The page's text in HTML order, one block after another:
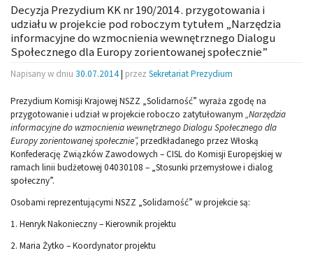
Decyzja Prezydium KK nr 190/2014 . przygotowania i
udziału w projekcie pod roboczym tytułem „Narzędzia
informacyjne do wzmocnienia wewnętrznego Dialogu
Społecznego dla Europy zorientowanej społecznie”
Napisany w dniu 30.07.2014| przez Sekretariat Prezydium
Prezydium Komisji Krajowej NSZZ „Solidarność” wyraża zgodę na
przygotowanie i udział w projekcie roboczo zatytułowanym „Narzędzia
informacyjne do wzmocnienia wewnętrznego Dialogu Społecznego dla
Europy zorientowanej społecznie”,przedkładanego przez Włoską
Konfederację Związków Zawodowych – CISL do Komisji Europejskiej w
ramach linii budżetowej 04030108 – „Stosunki przemysłowe i dialog
społeczny”.
Osobami reprezentującymi NSZZ „Solidarność” w projekcie są:
1. Henryk Nakonieczny – Kierownik projektu
2. Maria Żytko – Koordynator projektu